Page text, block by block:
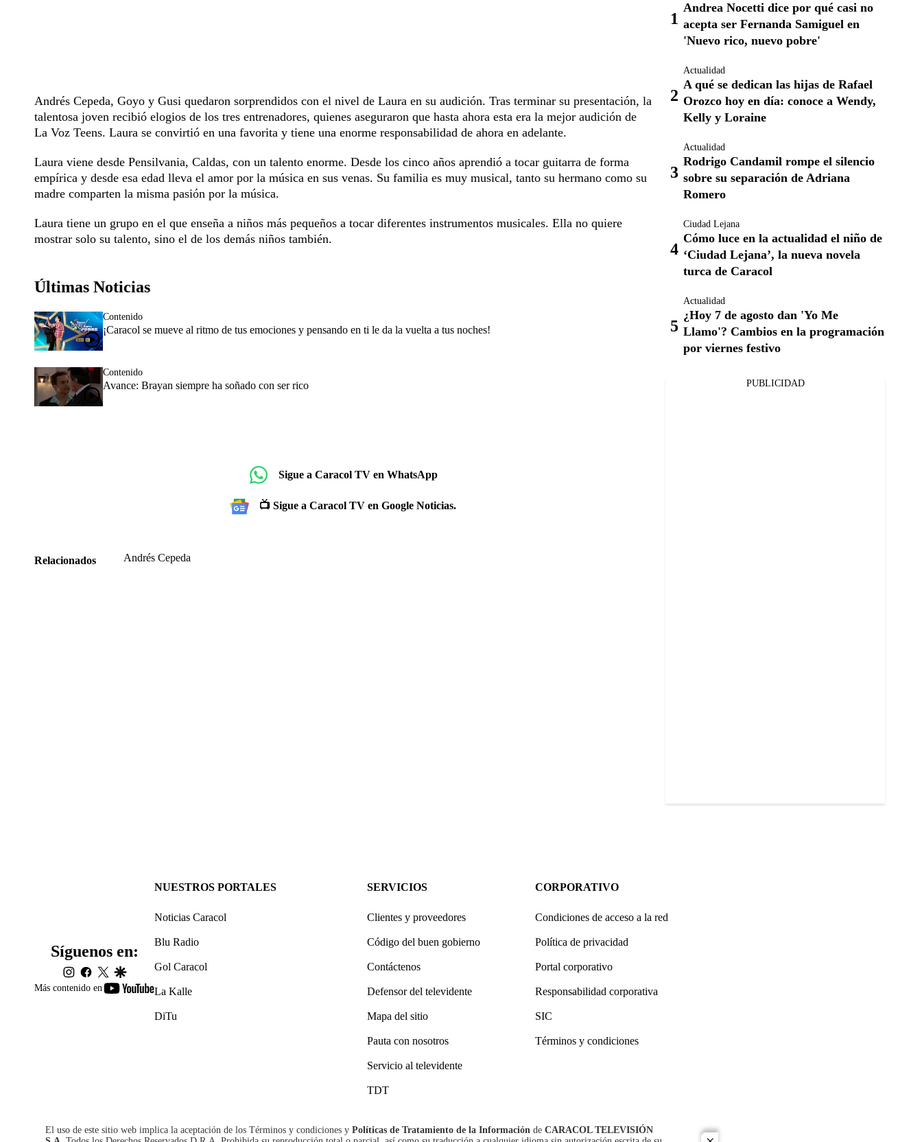
Andrés Cepeda, Goyo y Gusi quedaron sorprendidos con el nivel de Laura en su audición. Tras terminar su presentación, la
talentosa joven recibió elogios de los tres entrenadores, quienes aseguraron que hasta ahora esta era la mejor audición de
La Voz Teens. Laura se convirtió en una favorita y tiene una enorme responsabilidad de ahora en adelante.
Laura viene desde Pensilvania, Caldas, con un talento enorme. Desde los cinco años aprendió a tocar guitarra de forma
empírica y desde esa edad lleva el amor por la música en sus venas. Su familia es muy musical, tanto su hermano como su
madre comparten la misma pasión por la música.
Laura tiene un grupo en el que enseña a niños más pequeños a tocar diferentes instrumentos musicales. Ella no quiere
mostrar solo su talento, sino el de los demás niños también.
Últimas Noticias
Contenido
¡Caracol se mueve al ritmo de tus emociones y pensando en ti le da la vuelta a tus noches!
Contenido
Avance: Brayan siempre ha soñado con ser rico
Sigue a Caracol TV en WhatsApp
📺 Sigue a Caracol TV en Google Noticias.
Relacionados Andrés Cepeda
Andrea Nocetti dice por qué casi no
acepta ser Fernanda Samiguel en
'Nuevo rico, nuevo pobre'
Actualidad
A qué se dedican las hijas de Rafael
Orozco hoy en día: conoce a Wendy,
Kelly y Loraine
Actualidad
Rodrigo Candamil rompe el silencio
sobre su separación de Adriana
Romero
Ciudad Lejana
Cómo luce en la actualidad el niño de
‘Ciudad Lejana’, la nueva novela
turca de Caracol
Actualidad
¿Hoy 7 de agosto dan 'Yo Me
Llamo'? Cambios en la programación
por viernes festivo
PUBLICIDAD
Más contenido en
youtube-
Síguenos en:
instagram
facebook
twittergoogle
NUESTROS PORTALES
Noticias Caracol
Blu Radio
Gol Caracol
La Kalle
DiTu
SERVICIOS
Clientes y proveedores
Código del buen gobierno
Contáctenos
Defensor del televidente
Mapa del sitio
Pauta con nosotros
Servicio al televidente
TDT
CORPORATIVO
Condiciones de acceso a la red
Política de privacidad
Portal corporativo
Responsabilidad corporativa
SIC
Términos y condiciones
El uso de este sitio web implica la aceptación de los Términos y condiciones y Políticas de Tratamiento de la Información de CARACOL TELEVISIÓN